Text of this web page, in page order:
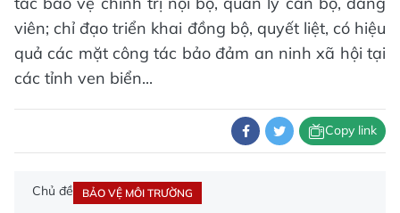
viên; chỉ đạo triển khai đồng bộ, quyết liệt, có hiệu
quả các mặt công tác bảo đảm an ninh xã hội tại
các tỉnh ven biển...
Copy link
Chủ đề BẢO VỆ MÔI TRƯỜNG